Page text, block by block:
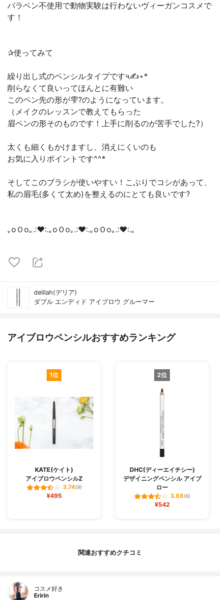
パラベン不使用で動物実験は行わないヴィーガンコスメで
す！
✰︎使ってみて
繰り出し式のペンシルタイプです५✍⋆*
削らなくて良いってほんとに有難い
このペン先の形が雫?のようになっています。
（メイクのレッスンで教えてもらった
眉ペンの形そのものです！上手に削るのが苦手でした?）
太くも細くもかけますし、消えにくいのも
お気に入りポイントです^^*
そしてこのブラシが使いやすい！こぶりでコシがあって、
私の眉毛(多くて太め)を整えるのにとても良いです?
｡oＯo｡.:♥:.｡oＯo｡.:♥:.｡oＯo｡.:♥:.｡
delilah(デリア)
ダブル エンディド アイブロウ グルーマー
アイブロウペンシルおすすめランキング
1位
KATE(ケイト)
アイブロウペンシルZ
3.74(9)
¥495
2位
DHC(ディーエイチシー)
デザイニングペンシル アイブ
ロー
3.68(6)
¥542
関連おすすめクチコミ
コスメ好き
Eririn